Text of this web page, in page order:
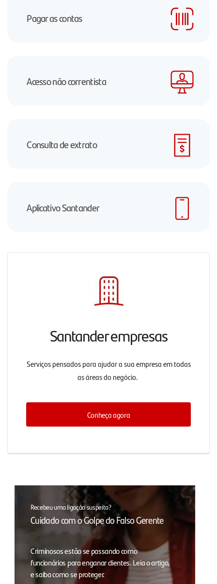
Pagar as contas
Acesso não correntista
Consulta de extrato
Aplicativo Santander
Santander empresas
Serviços pensados para ajudar a sua empresa em todas
as áreas do negócio.
Conheça agora
Recebeu uma ligação suspeita?
Cuidado com o Golpe do Falso Gerente
Criminosos estão se passando como
funcionários para enganar clientes. Leia o artigo,
e saiba como se proteger.